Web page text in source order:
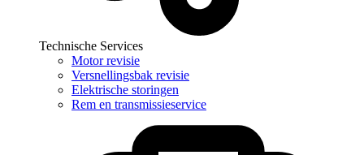
Technische Services
Motor revisie
Versnellingsbak revisie
Elektrische storingen
Rem en transmissieservice